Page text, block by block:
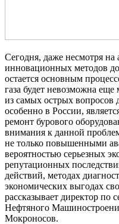
Сегодня, даже несмотря на
инновационных методов
остается основным
газа будет невозможна
из самых острых вопросов
особенно в России,
ремонт бурового
внимания к данной
не только повышенными
вероятностью серьезных
репутационных
действий, методах
экономических выгодах
рассказывает директор по
Нефтяного
Мокроносов.